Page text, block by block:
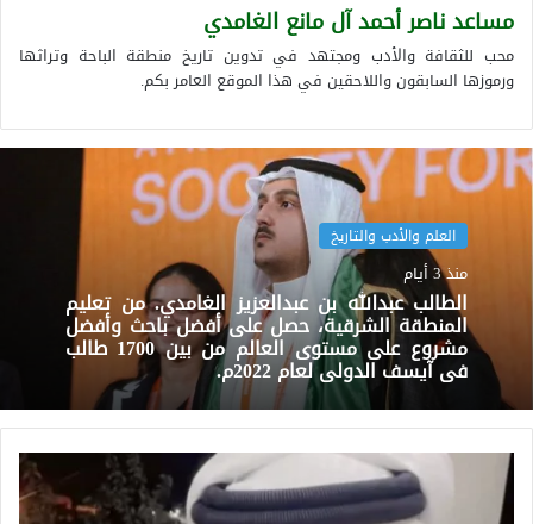
مساعد ناصر أحمد آل مانع الغامدي
محب للثقافة والأدب ومجتهد في تدوين تاريخ منطقة الباحة وتراثها
ورموزها السابقون واللاحقين في هذا الموقع العامر بكم.
العلم والأدب والتاريخ
منذ 3 أيام
الطالب عبدالله بن عبدالعزيز الغامدي. من تعليم
المنطقة الشرقية، حصل على أفضل باحث وأفضل
مشروع على مستوى العالم من بين 1700 طالب
في آيسف الدولي لعام 2022م.
فيصل
بن
أحمد